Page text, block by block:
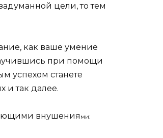
цели, то тем
как ваше умение
при помощи
успехом станете
и так далее.
внушения ми: